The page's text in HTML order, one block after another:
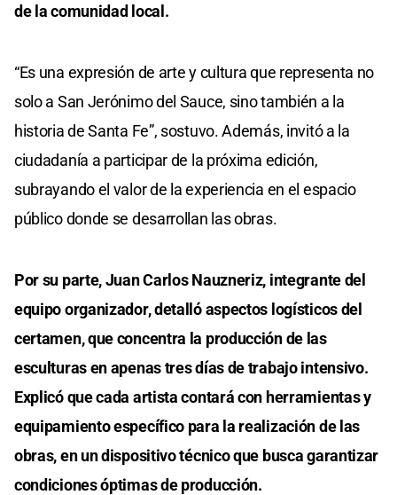
de la comunidad local.
“Es una expresión de arte y cultura que representa no
solo a San Jerónimo del Sauce, sino también a la
historia de Santa Fe”, sostuvo. Además, invitó a la
ciudadanía a participar de la próxima edición,
subrayando el valor de la experiencia en el espacio
público donde se desarrollan las obras.
Por su parte, Juan Carlos Nauzneriz, integrante del
equipo organizador, detalló aspectos logísticos del
certamen, que concentra la producción de las
esculturas en apenas tres días de trabajo intensivo.
Explicó que cada artista contará con herramientas y
equipamiento específico para la realización de las
obras, en un dispositivo técnico que busca garantizar
condiciones óptimas de producción.